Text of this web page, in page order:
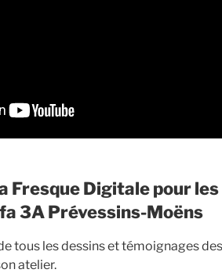
Fresque Digitale pour
3A Prévessins-Moëns
tous les dessins et témoignages
atelier.